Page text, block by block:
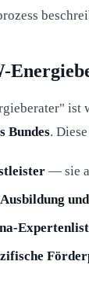
ist
Bundes.
— sie